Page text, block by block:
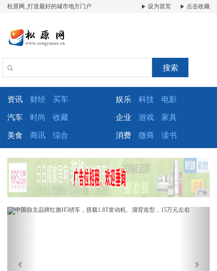
松原网_打造最好的城市地方门户 设为首页 点击收藏
搜索
资讯 财经 买车 娱乐 科技 电影
汽车 时尚 收藏 企业 游戏 家具
美食 商讯 综合 消费 微商 读书
广告
Previous